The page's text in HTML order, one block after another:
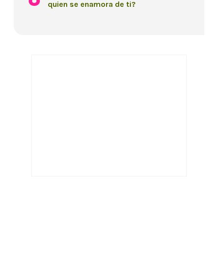
quien se enamora de ti?